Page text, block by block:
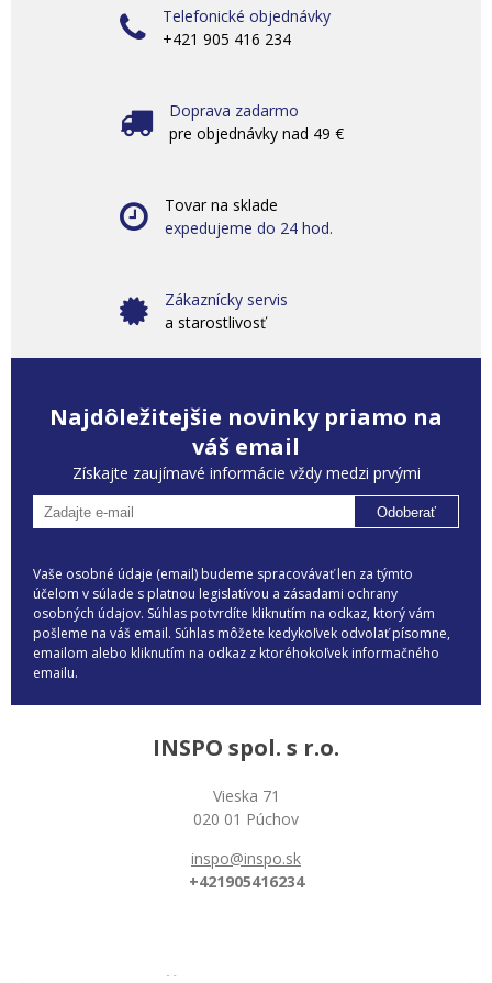
Telefonické objednávky
+421 905 416 234
Doprava zadarmo
pre objednávky nad 49 €
Tovar na sklade
expedujeme do 24 hod.
Zákaznícky servis
a starostlivosť
Najdôležitejšie novinky priamo na
váš email
Získajte zaujímavé informácie vždy medzi prvými
Odoberať
Vaše osobné údaje (email) budeme spracovávať len za týmto
účelom v súlade s platnou legislatívou a zásadami ochrany
osobných údajov. Súhlas potvrdíte kliknutím na odkaz, ktorý vám
pošleme na váš email. Súhlas môžete kedykoľvek odvolať písomne,
emailom alebo kliknutím na odkaz z ktoréhokoľvek informačného
emailu.
INSPO spol. s r.o.
Vieska 71
020 01 Púchov
inspo@inspo.sk
+421905416234